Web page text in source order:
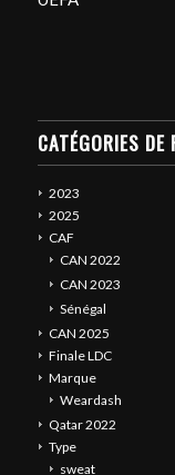
CATÉGORIES
2023
2025
CAF
CAN 2022
CAN 2023
Sénégal
CAN 2025
Finale LDC
Marque
Weardash
Qatar 2022
Type
sweat